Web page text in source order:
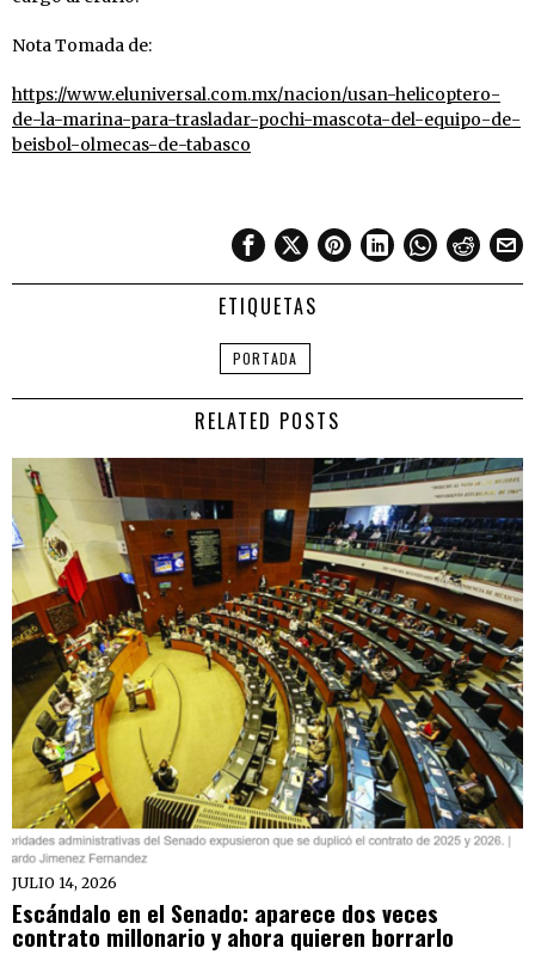
Nota Tomada de:
https://www.eluniversal.com.mx/nacion/usan-helicoptero-
de-la-marina-para-trasladar-pochi-mascota-del-equipo-de-
beisbol-olmecas-de-tabasco
ETIQUETAS
PORTADA
RELATED POSTS
JULIO 14, 2026
Escándalo en el Senado: aparece dos veces
contrato millonario y ahora quieren borrarlo